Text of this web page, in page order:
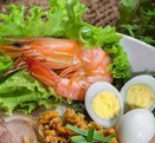
du